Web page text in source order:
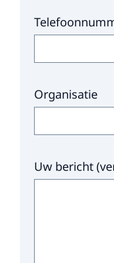
Organisatie
Uw bericht(